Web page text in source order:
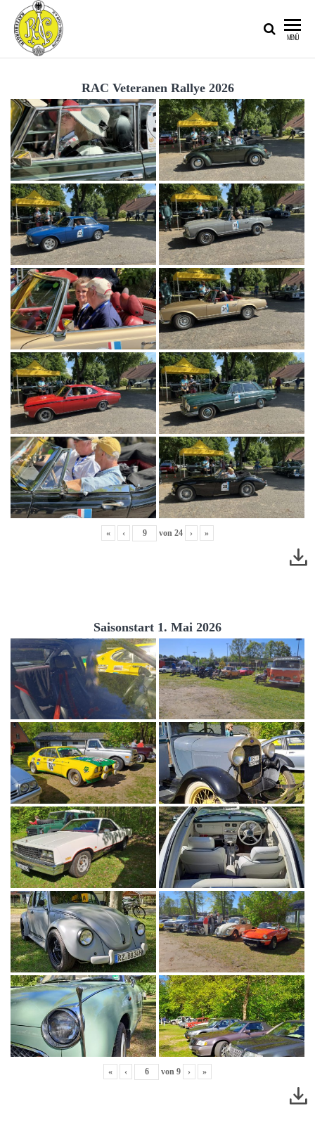
AUTOMOBIL-
CLUB IM
ADAC E.V.
MENÜ
RAC Veteranen Rallye 2026
« ‹ von 24 › »
Saisonstart 1. Mai 2026
« ‹ von 9 › »